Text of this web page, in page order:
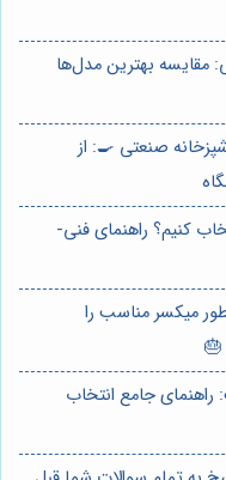
مقایسه بهترین مدل‌ها
صنعتی 🍳: از
کنیم؟ راهنمای فنی-
میکسر مناسب را
🎂
جامع انتخاب